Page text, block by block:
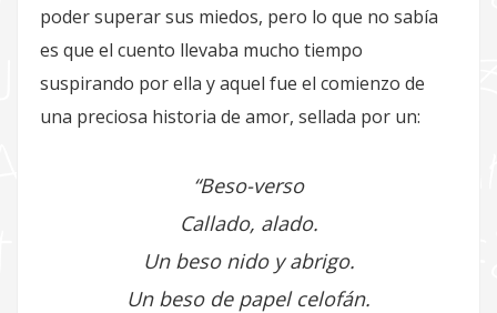
poder superar sus miedos, pero lo que no sabía
es que el cuento llevaba mucho tiempo
suspirando por ella y aquel fue el comienzo de
una preciosa historia de amor, sellada por un:
“Beso-verso
Callado, alado.
Un beso nido y abrigo.
Un beso de papel celofán.